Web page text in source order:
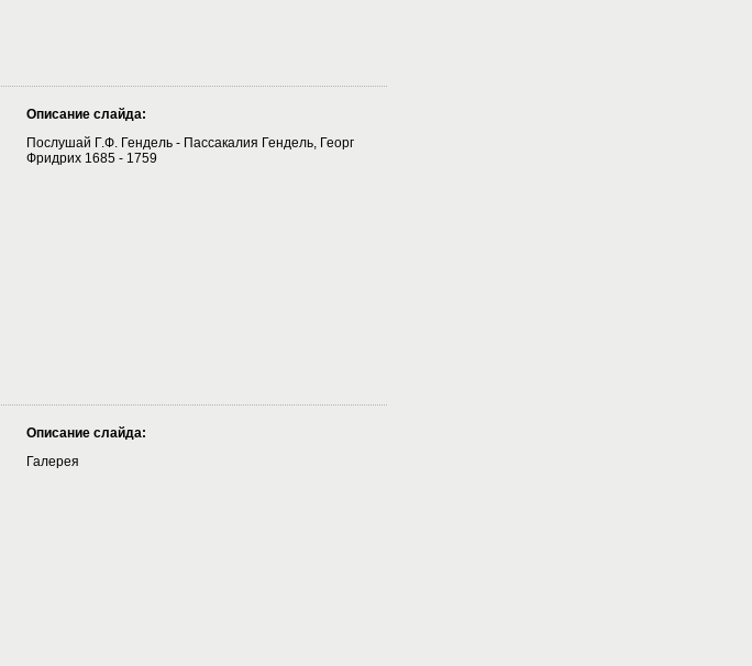
Описание слайда:
Послушай Г.Ф. Гендель - Пассакалия Гендель, Георг
Фридрих 1685 - 1759
Описание слайда:
Галерея